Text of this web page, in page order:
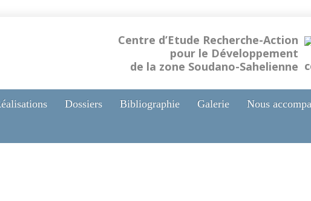
Centre d’Etude Recherche-Action
pour le Développement
de la zone Soudano-Sahelienne
Dossiers Bibliographie Galerie
Nous